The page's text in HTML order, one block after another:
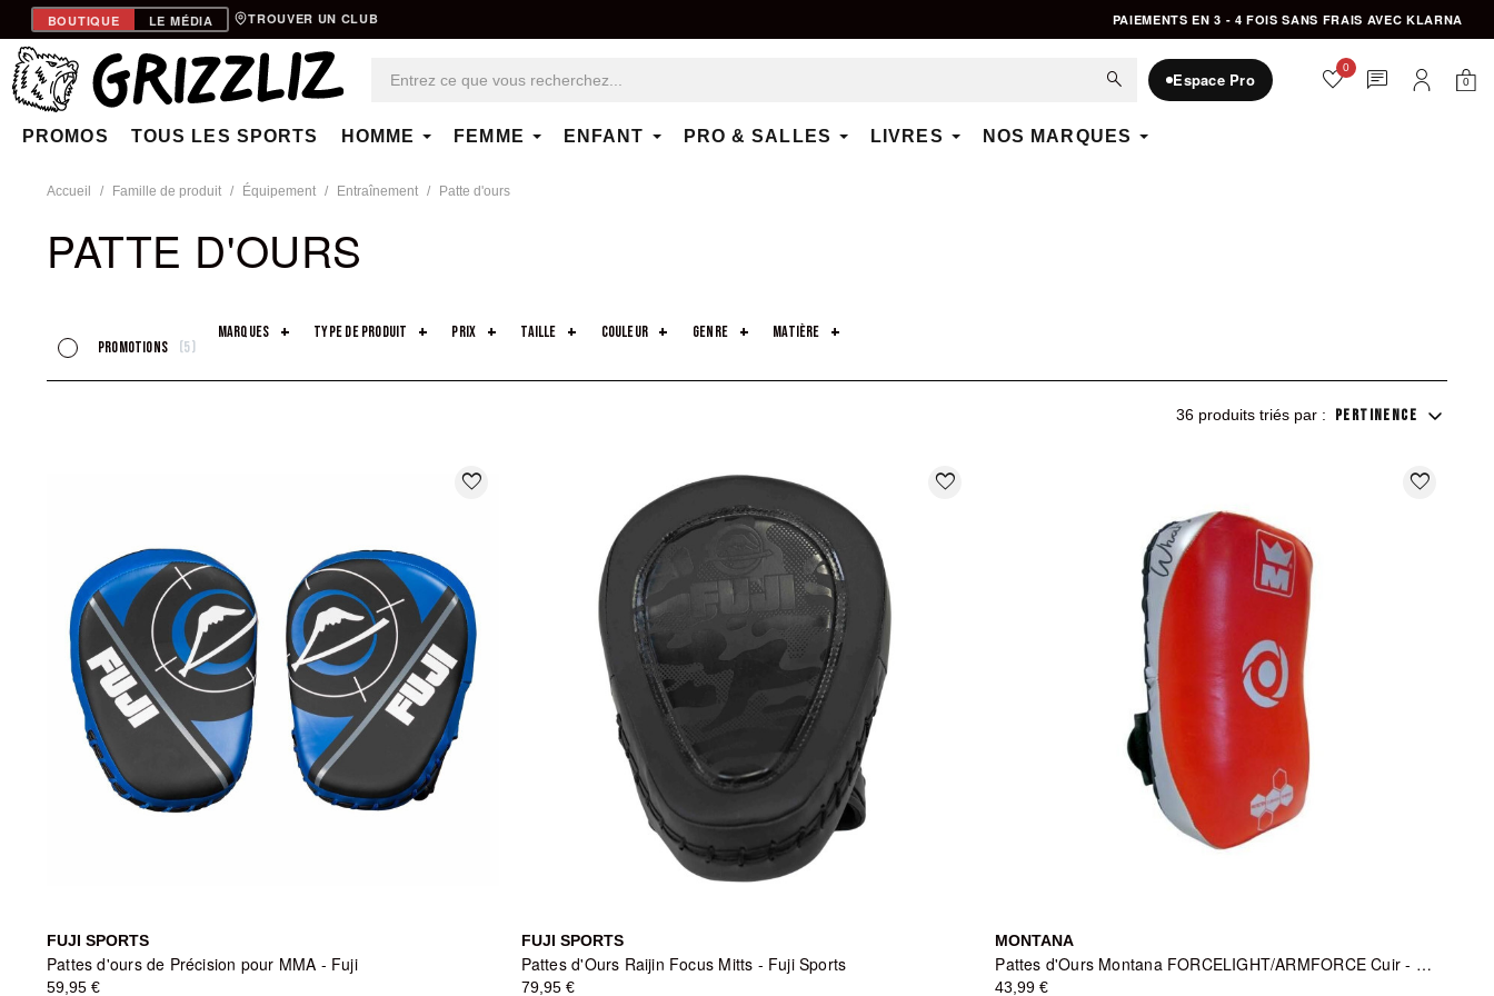
BOUTIQUE LE MÉDIA TROUVER UN CLUB PAIEMENTS EN 3 - 4 FOIS SANS FRAIS AVEC KLARNA
PROMOS TOUS LES SPORTS HOMME FEMME ENFANT PRO & SALLES LIVRES NOS MARQUES
Espace Pro
search favorite0 chat 0
Accueil Famille de produit Équipement Entraînement Patte d'ours
PATTE D'OURS
promotions 5
marques type de produit prix taille couleur genre matière
36 produits triés par : PERTINENCE
favorite_border
FUJI SPORTS
Pattes d'ours de Précision pour MMA - Fuji
59,95 €
favorite_border
FUJI SPORTS
Pattes d'Ours Raijin Focus Mitts - Fuji Sports
79,95 €
favorite_border
MONTANA
Pattes d'Ours Montana FORCELIGHT/ARMFORCE Cuir - Rouge
43,99 €